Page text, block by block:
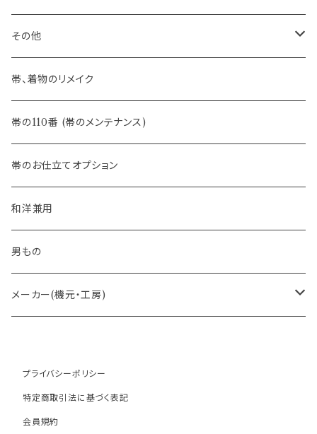
３万円台♪高見え袋帯・名古屋帯
八寸名古屋帯 (松葉仕立て)
- オールシーズン帯
- 夏帯
- 半幅帯
- 大人兵児帯
- おびやオリジナル・別注
- オーダー帯
- 京袋帯・開き仕立て
- 新古帯、中古・リサイクル帯 (メンテナンス済み)
- 角帯
-おびやオリジナル
その他
-おびやオリジナル
-フィカレ
帯、着物のリメイク
帯の110番 (帯のメンテナンス)
帯のお仕立てオプション
和洋兼用
男もの
メーカー(機元・工房)
博多織 西村織物
博多織 黒木織物
プライバシーポリシー
特定商取引法に基づく表記
会員規約